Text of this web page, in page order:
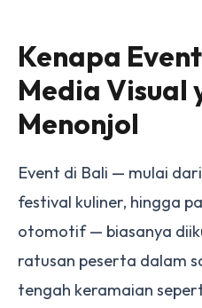
Kenapa
Media Visual
Menonjol
Event di Bali — mulai
festival kuliner, hingga
otomotif — biasanya
ratusan peserta dalam
tengah keramaian